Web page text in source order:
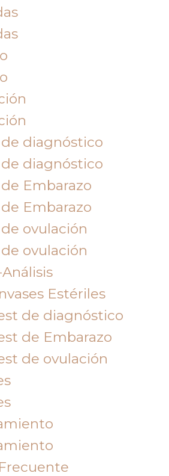
diagnóstico
diagnóstico
Embarazo
Embarazo
ovulación
ovulación
Estériles
de diagnóstico
de Embarazo
de ovulación